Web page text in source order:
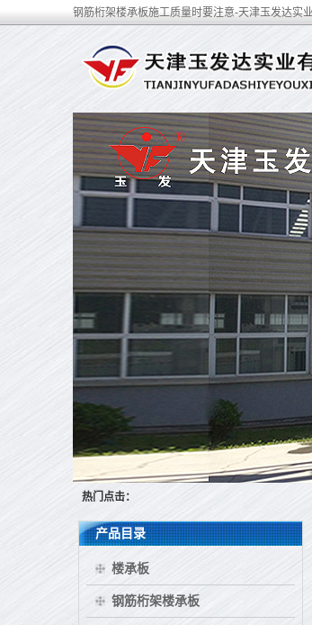
钢筋桁架楼承板施工质量时要注意-天津玉发达实
热门点击：
产品目录
楼承板
钢筋桁架楼承板